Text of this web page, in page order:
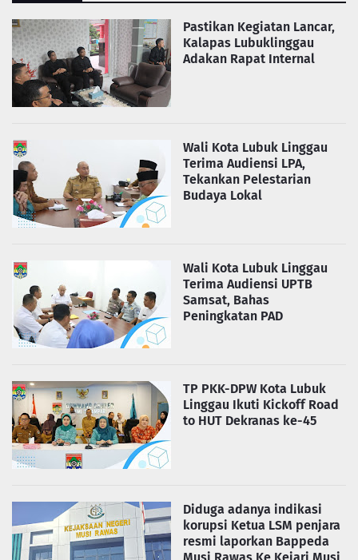
Pastikan Kegiatan Lancar,
Kalapas Lubuklinggau
Adakan Rapat Internal
Wali Kota Lubuk Linggau
Terima Audiensi LPA,
Tekankan Pelestarian
Budaya Lokal
Wali Kota Lubuk Linggau
Terima Audiensi UPTB
Samsat, Bahas
Peningkatan PAD
TP PKK-DPW Kota Lubuk
Linggau Ikuti Kickoff Road
to HUT Dekranas ke-45
Diduga adanya indikasi
korupsi Ketua LSM penjara
resmi laporkan Bappeda